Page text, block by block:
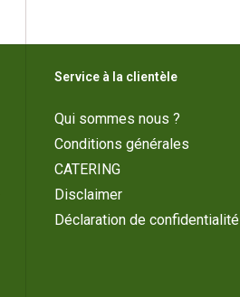
Service à la clientèle
Qui sommes nous ?
Conditions générales
CATERING
Disclaimer
Déclaration de confidentialité